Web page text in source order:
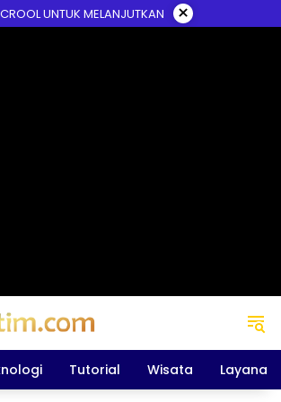
UNTUK MELANJUTKAN ×
Tutorial Wisata Layanan